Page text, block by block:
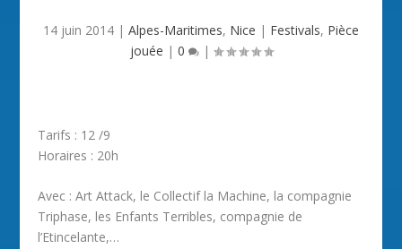
14 juin 2014 | Alpes-Maritimes, Nice | Festivals, Pièce
jouée | 0 |
Tarifs : 12 /9
Horaires : 20h
Avec : Art Attack, le Collectif la Machine, la compagnie
Triphase, les Enfants Terribles, compagnie de
l’Etincelante,…